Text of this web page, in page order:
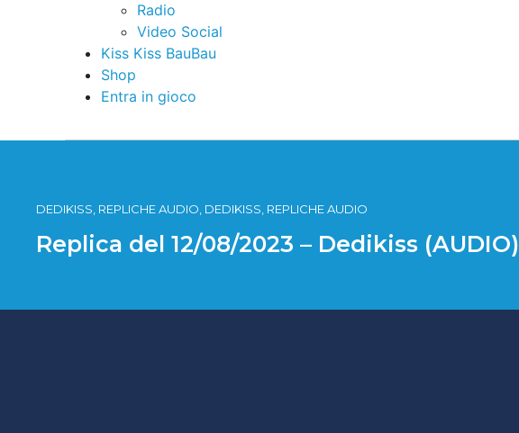
Radio
Video Social
Kiss Kiss BauBau
Shop
Entra in gioco
DEDIKISS, REPLICHE AUDIO, DEDIKISS, REPLICHE AUDIO
Replica del 12/08/2023 – Dedikiss (AUDIO)